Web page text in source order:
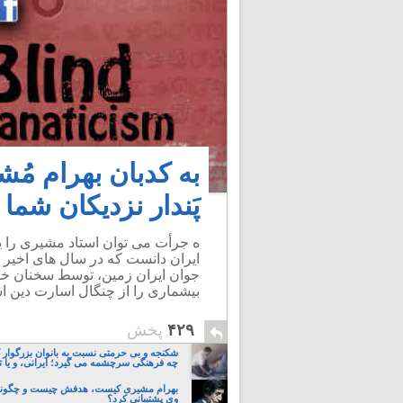
به کدبان بهرام
پَندار نزدیکان
ه جرأت می توان استاد مشیری را
ایران دانست که در سال های
جوان ایران زمین، توسط سخنان
بیشماری را از چنگال اسارت دین
۴۲۹ پخش
شکنجه و بی حرمتی نسبت به بانوان بزرگوار
چه فرهنگی سرچشمه می گیرد؛ ایرانی، و یا
بهرام مشیری کیست، هدفش چیست و چگونه
وی پشتیبانی کرد؟